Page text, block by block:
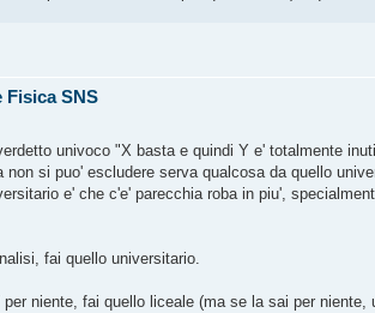
Fisica SNS
univoco "X basta e quindi Y e' totalmente
non si puo' escludere serva qualcosa da quello
e' che c'e' parecchia roba in piu',
fai quello universitario.
niente, fai quello liceale (ma se la sai per niente,